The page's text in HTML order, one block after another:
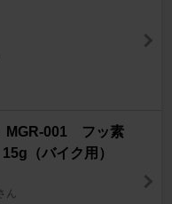
MGR-001 フッ素
（バイク用）
ん